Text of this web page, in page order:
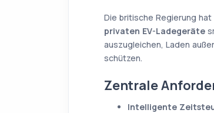
Die britische Regierung
privaten EV-Ladegeräte
auszugleichen, Laden
schützen.
Zentrale
Intelligente